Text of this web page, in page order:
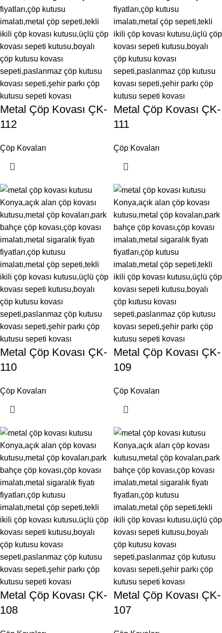
Metal Çöp Kovası ÇK-
112
Çöp Kovaları
Metal Çöp Kovası ÇK-
111
Çöp Kovaları
Metal Çöp Kovası ÇK-
110
Çöp Kovaları
Metal Çöp Kovası ÇK-
109
Çöp Kovaları
Metal Çöp Kovası ÇK-
108
Metal Çöp Kovası ÇK-
107